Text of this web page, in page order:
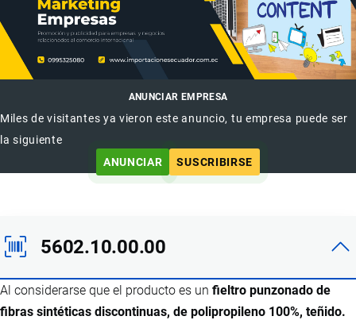
ANUNCIAR EMPRESA
Miles de visitantes ya vieron este anuncio, tu empresa puede ser
la siguiente
ANUNCIAR
SUSCRIBIRSE
5602.10.00.00
Al considerarse que el producto es un fieltro punzonado de
fibras sintéticas discontinuas, de polipropileno 100%, teñido.